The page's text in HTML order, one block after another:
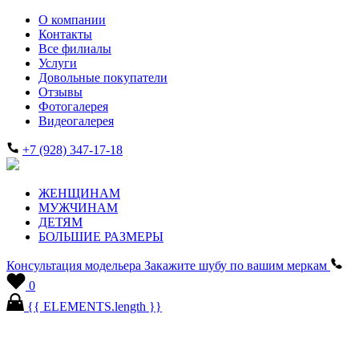
О компании
Контакты
Все филиалы
Услуги
Довольные покупатели
Отзывы
Фотогалерея
Видеогалерея
+7 (928) 347-17-18
ЖЕНЩИНАМ
МУЖЧИНАМ
ДЕТЯМ
БОЛЬШИЕ РАЗМЕРЫ
Консультация модельера Закажите шубу по вашим меркам
0
{{ ELEMENTS.length }}